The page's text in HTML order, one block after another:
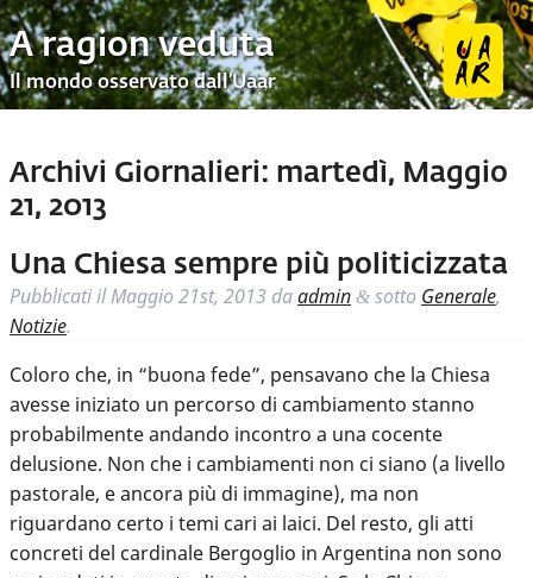
A ragion veduta
Il mondo osservato dall’Uaar
Archivi Giornalieri: martedì, Maggio
21, 2013
Una Chiesa sempre più politicizzata
Pubblicati ilMaggio 21st, 2013 daadmin & sotto Generale,
Notizie.
Coloro che, in “buona fede”, pensavano che la Chiesa
avesse iniziato un percorso di cambiamento stanno
probabilmente andando incontro a una cocente
delusione. Non che i cambiamenti non ci siano (a livello
pastorale, e ancora più di immagine), ma non
riguardano certo i temi cari ai laici. Del resto, gli atti
concreti del cardinale Bergoglio in Argentina non sono